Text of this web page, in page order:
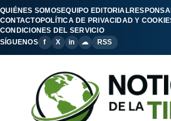
QUIÉNES SOMOSEQUIPO EDITORIAL
CONTACTOPOLÍTICA DE PRIVACIDAD Y
CONDICIONES DEL SERVICIO
SÍGUENOS
f X in ☁ RSS